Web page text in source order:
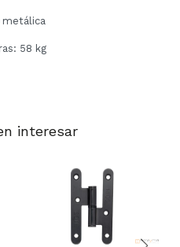
metálica
58 kg
interesar